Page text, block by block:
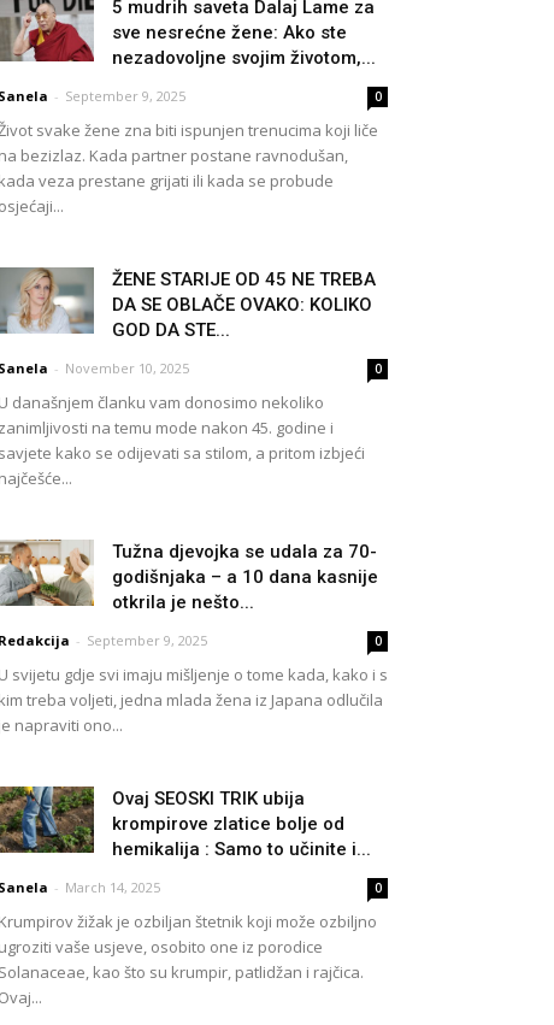
5 mudrih saveta Dalaj Lame za
sve nesrećne žene: Ako ste
nezadovoljne svojim životom,...
Sanela - September 9, 2025 0
svake žene zna biti ispunjen trenucima koji liče
na bezizlaz. Kada partner postane ravnodušan,
kada veza prestane grijati ili kada se probude
osjećaji...
ŽENE STARIJE OD 45 NE TREBA
DA SE OBLAČE OVAKO: KOLIKO
GOD DA STE...
Sanela - November 10, 2025 0
U današnjem članku vam donosimo nekoliko
zanimljivosti na temu mode nakon 45. godine i
savjete kako se odijevati sa stilom, a pritom izbjeći
najčešće...
Tužna djevojka se udala za 70-
godišnjaka – a 10 dana kasnije
otkrila je nešto...
Redakcija - September 9, 2025 0
U svijetu gdje svi imaju mišljenje o tome kada, kako i s
kim treba voljeti, jedna mlada žena iz Japana odlučila
je napraviti ono...
Ovaj SEOSKI TRIK ubija
krompirove zlatice bolje od
hemikalija : Samo to učinite i...
Sanela - March 14, 2025 0
Krumpirov žižak je ozbiljan štetnik koji može ozbiljno
ugroziti vaše usjeve, osobito one iz porodice
Solanaceae, kao što su krumpir, patlidžan i rajčica.
Ovaj...